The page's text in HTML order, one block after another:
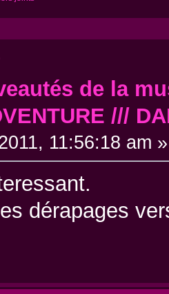
de la
///
11:56:18 am »
dérapages